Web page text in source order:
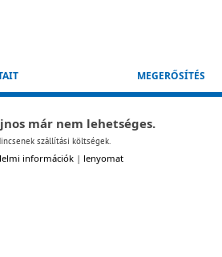
MEGERŐSÍTÉS
már nem lehetséges.
szállítási költségek.
információk | lenyomat